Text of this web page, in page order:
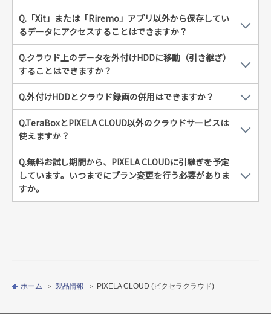
Q.「Xit」または「Riremo」アプリ以外から保存してい
るデータにアクセスすることはできますか？
Q.クラウド上のデータを外付けHDDに移動（引き継ぎ）
することはできますか？
Q.外付けHDDとクラウド録画の併用はできますか？
Q.TeraBoxとPIXELA CLOUD以外のクラウドサービスは
使えますか？
Q.無料お試し期間から、PIXELA CLOUDに引継ぎを予定
しています。いつまでにプラン変更を行う必要がありま
すか。
ホーム 製品情報 PIXELA CLOUD (ピクセラクラウド)